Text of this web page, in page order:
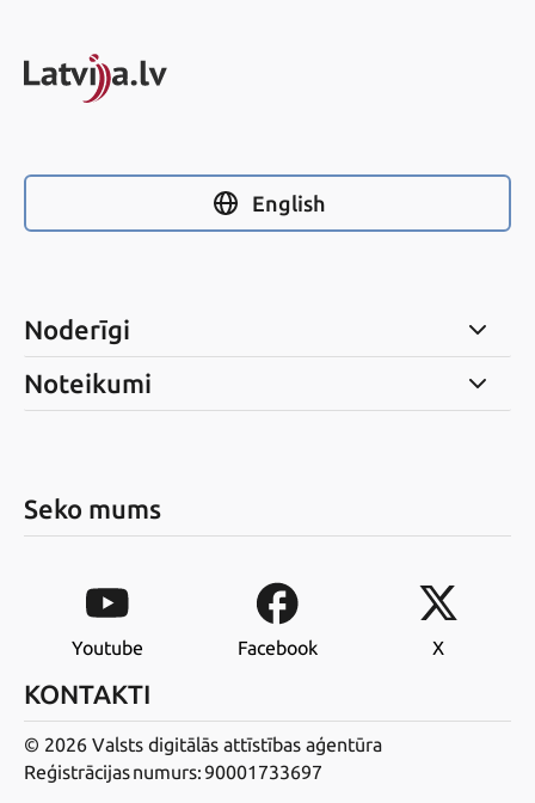
English
Noderīgi
Noteikumi
Seko mums
Youtube Facebook X
KONTAKTI
© 2026 Valsts digitālās attīstības aģentūra
Reģistrācijas numurs: 90001733697